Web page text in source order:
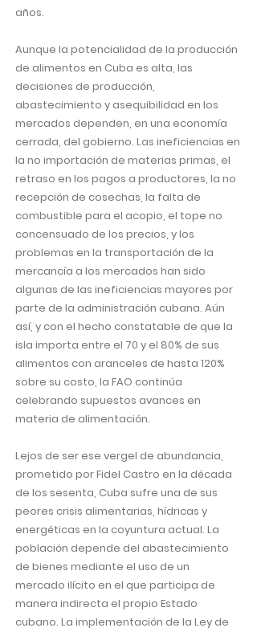
años.
Aunque la potencialidad de la producción
de alimentos en Cuba es alta, las
decisiones de producción,
abastecimiento y asequibilidad en los
mercados dependen, en una economía
cerrada, del gobierno. Las ineficiencias en
la no importación de materias primas, el
retraso en los pagos a productores, la no
recepción de cosechas, la falta de
combustible para el acopio, el tope no
concensuado de los precios, y los
problemas en la transportación de la
mercancía a los mercados han sido
algunas de las ineficiencias mayores por
parte de la administración cubana. Aún
así, y con el hecho constatable de que la
isla importa entre el 70 y el 80% de sus
alimentos con aranceles de hasta 120%
sobre su costo, la FAO continúa
celebrando supuestos avances en
materia de alimentación.
Lejos de ser ese vergel de abundancia,
prometido por Fidel Castro en la década
de los sesenta, Cuba sufre una de sus
peores crisis alimentarias, hídricas y
energéticas en la coyuntura actual. La
población depende del abastecimiento
de bienes mediante el uso de un
mercado ilícito en el que participa de
manera indirecta el propio Estado
cubano. La implementación de la Ley de